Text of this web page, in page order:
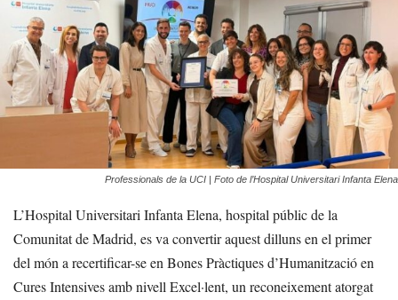
Professionals de la UCI | Foto de l’Hospital Universitari Infanta Elena
L’Hospital Universitari Infanta Elena, hospital públic de la
Comunitat de Madrid, es va convertir aquest dilluns en el primer
del món a recertificar-se en Bones Pràctiques d’Humanització en
Cures Intensives amb nivell Excel·lent, un reconeixement atorgat